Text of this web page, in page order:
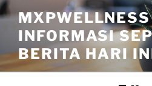
Skip
to
contentINFORMASI
BERITA HARI